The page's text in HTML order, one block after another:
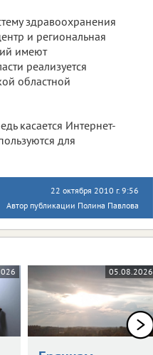
здравоохранения
и региональная
имеют
реализуется
областной
касается Интернет-
для
22 октября 2010 г. 9:56
Автор публикации Полина Павлова
05.08.2026